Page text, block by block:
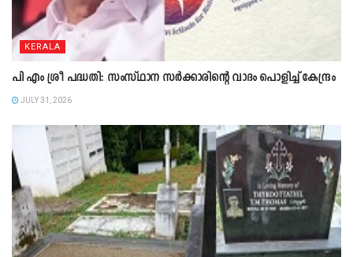
KERALA
പി എം ശ്രീ പദ്ധതി: സംസ്ഥാന സർക്കാരിന്റെ വാദം പൊളിച്ച് കേന്ദ്രം
JULY 31, 2026